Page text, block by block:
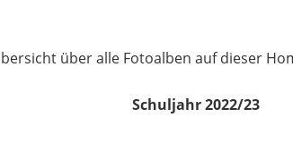
über alle Fotoalben auf dieser
Schuljahr 2022/23